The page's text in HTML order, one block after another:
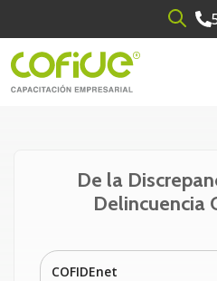
Open
De la
Delincuencia
COFIDEnet